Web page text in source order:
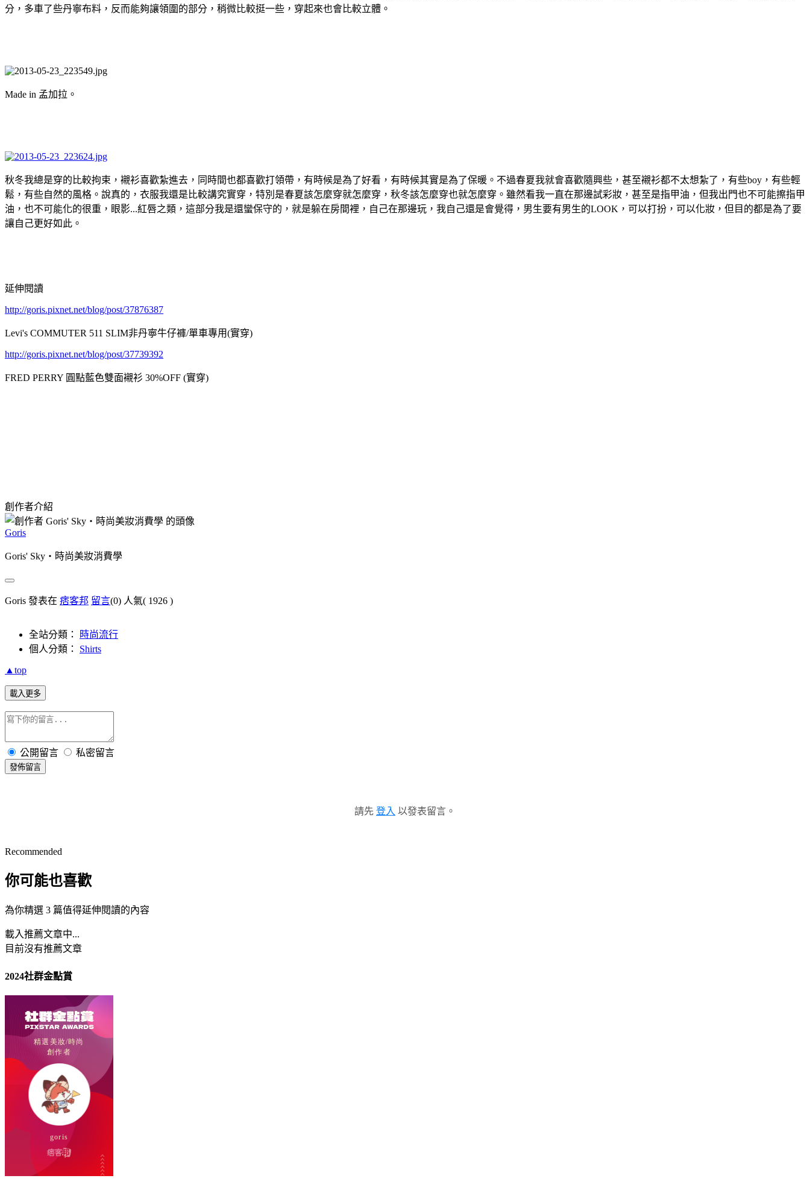
分，多車了些丹寧布料，反而能夠讓領圍的部分，稍微比較挺一些，穿起來也會比較立體。
Made in 孟加拉。
秋冬我總是穿的比較拘束，襯衫喜歡紮進去，同時間也都喜歡打領帶，有時候是為了好看，有時候其實是為了保暖。不過春夏我就會喜歡隨興些，甚至襯衫都不太想紮了，有些boy，有些輕
鬆，有些自然的風格。說真的，衣服我還是比較講究實穿，特別是春夏該怎麼穿就怎麼穿，秋冬該怎麼穿也就怎麼穿。雖然看我一直在那邊試彩妝，甚至是指甲油，但我出門也不可能擦指甲
油，也不可能化的很重，眼影...紅唇之類，這部分我是還蠻保守的，就是躲在房間裡，自己在那邊玩，我自己還是會覺得，男生要有男生的LOOK，可以打扮，可以化妝，但目的都是為了要
讓自己更好如此。
延伸閱讀
http://goris.pixnet.net/blog/post/37876387
Levi's COMMUTER 511 SLIM非丹寧牛仔褲/單車專用(實穿)
http://goris.pixnet.net/blog/post/37739392
FRED PERRY 圓點藍色雙面襯衫 30%OFF (實穿)
創作者介紹
Goris
Goris' Sky‧時尚美妝消費學
Goris 發表在 痞客邦 留言(0) 人氣( 1926 )
全站分類：
時尚流行
個人分類： Shirts
▲top
載入更多
公開留言 私密留言
發佈留言
請先 登入 以發表留言。
Recommended
你可能也喜歡
為你精選 3 篇值得延伸閱讀的內容
載入推薦文章中...
目前沒有推薦文章
2024社群金點賞